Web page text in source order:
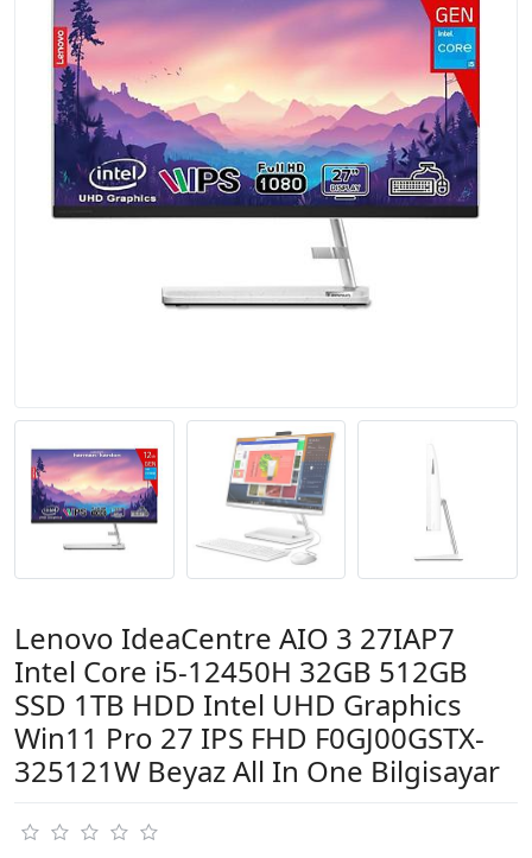
Lenovo IdeaCentre AIO 3 27IAP7
Intel Core i5-12450H 32GB 512GB
SSD 1TB HDD Intel UHD Graphics
Win11 Pro 27 IPS FHD F0GJ00GSTX-
325121W Beyaz All In One Bilgisayar